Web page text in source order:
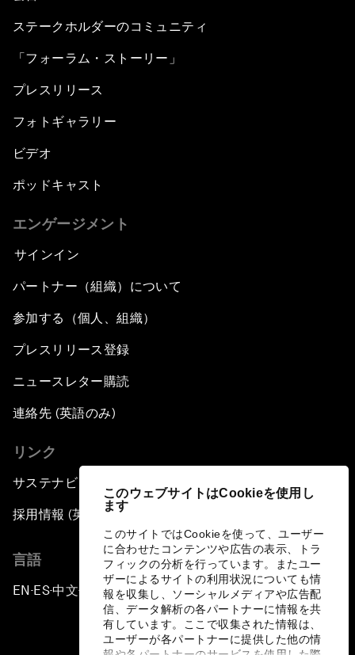
このウェブサイトはCookieを使用し
ます
このサイトではCookieを使って、ユーザー
に合わせたコンテンツや広告の表示、トラ
フィックの分析を行っています。またユー
ザーによるサイトの利用状況についても情
報を収集し、ソーシャルメディアや広告配
信、データ解析の各パートナーに情報を共
有しています。ここで収集された情報は、
ユーザーが各パートナーに提供した他の情
ステークホルダーのコミュニティ
「フォーラム・ストーリー」
プレスリリース
フォトギャラリー
ビデオ
ポッドキャスト
エンゲージメント
サインイン
パートナー（組織）について
参加する（個人、組織）
プレスリリース登録
ニュースレター購読
連絡先 (英語のみ)
リンク
サステナビリティへの取り組み
採用情報 (英語のみ)
言語
EN ▪ES▪中文▪ 日本語